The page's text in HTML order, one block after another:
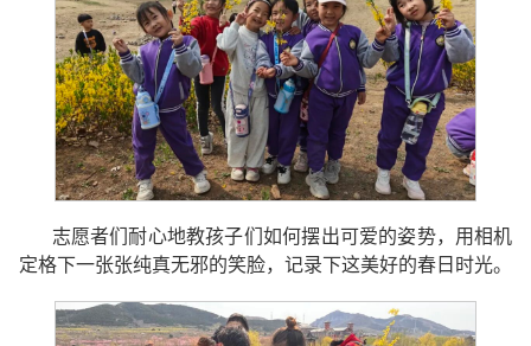
志愿者们耐心地教孩子们如何摆出可爱的姿势，用相机
定格下一张张纯真无邪的笑脸，记录下这美好的春日时光。